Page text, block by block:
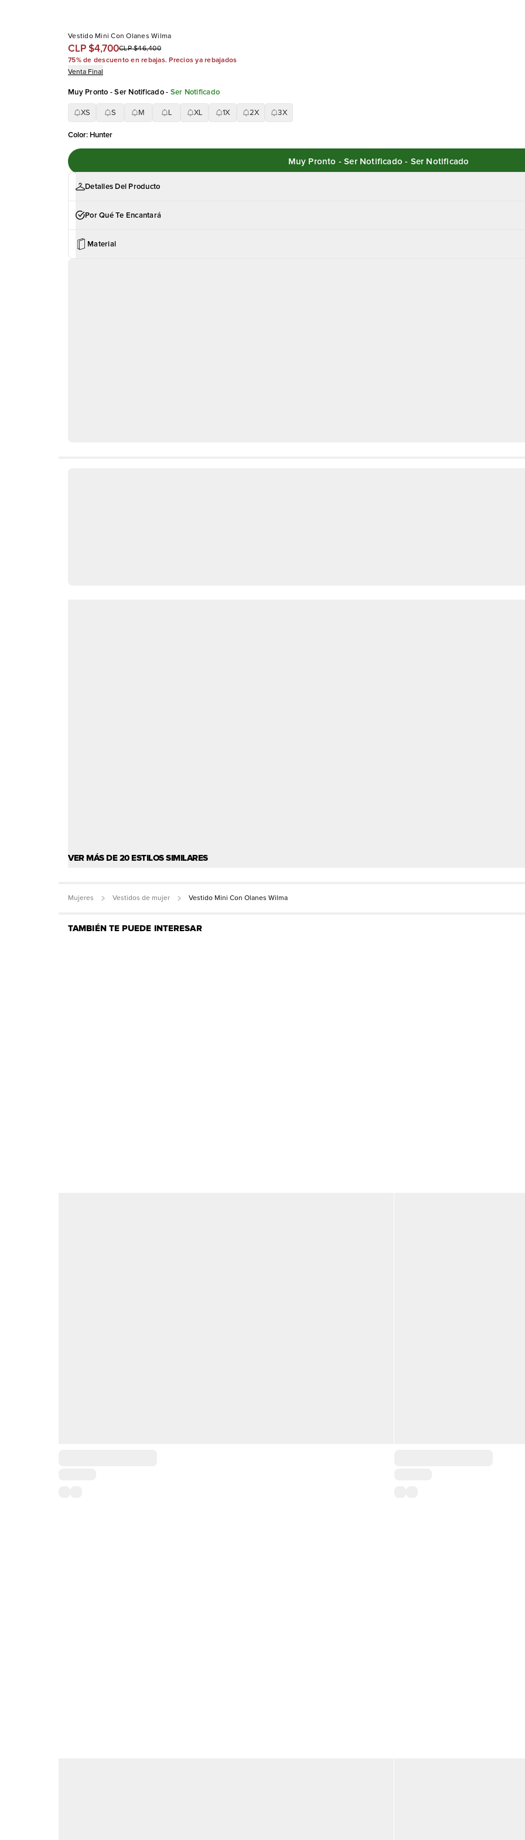
Vestido Mini Con Olanes Wilma
CLP $4,700CLP $46,400
75% de descuento en rebajas. Precios ya rebajados
Venta Final
Muy Pronto - Ser Notificado- Ser Notificado
XS S M XL 1X 2X 3X
Color: Hunter
Muy Pronto - Ser Notificado - Ser Notificado
Detalles Del Producto
Por Qué Te Encantará
Material
VER MÁS DE 20 ESTILOS SIMILARES
Mujeres Vestidos de mujer Vestido Mini Con Olanes Wilma
TAMBIÉN TE PUEDE INTERESAR